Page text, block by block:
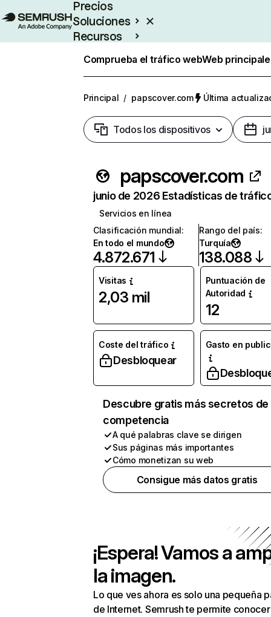
Precios
Soluciones
Recursos
Comprueba el tráfico webWeb
Principal / papscover.com Última
Todos los dispositivos
papscover.com
junio de 2026 Estadísticas de
Servicios en línea
Clasificación mundial:
En todo el mundo
4.872.671
Rango del país:
Turquía
138.088
Visitas
2,03 mil
Puntuación de
Autoridad
12
Coste del tráfico
Desbloquear
Gasto en
Descubre gratis más secretos de
competencia
A qué palabras clave se dirigen
Sus páginas más importantes
Cómo monetizan su web
Consigue más datos gratis
¡Espera! Vamos a
la imagen.
Lo que ves ahora es solo una pequeña
de Internet. Semrush te permite